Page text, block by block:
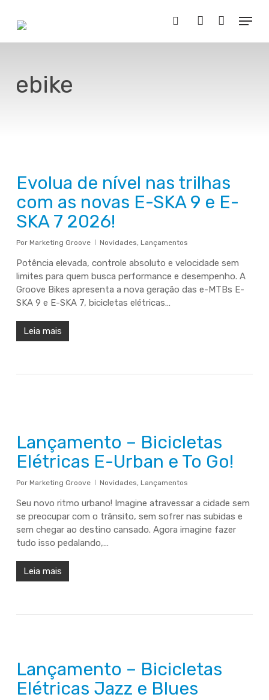
main
content
Buscar..account
Menu
ebike
Evolua de nível nas trilhas
com as novas E-SKA 9 e E-
SKA 7 2026!
Por Marketing Groove Novidades, Lançamentos
Potência elevada, controle absoluto e velocidade sem
limites para quem busca performance e desempenho. A
Groove Bikes apresenta a nova geração das e-MTBs E-
SKA 9 e E-SKA 7, bicicletas elétricas…
Leia mais
Lançamento – Bicicletas
Elétricas E-Urban e To Go!
Por Marketing Groove Novidades, Lançamentos
Seu novo ritmo urbano! Imagine atravessar a cidade sem
se preocupar com o trânsito, sem sofrer nas subidas e
sem chegar ao destino cansado. Agora imagine fazer
tudo isso pedalando,…
Leia mais
Lançamento – Bicicletas
Elétricas Jazz e Blues